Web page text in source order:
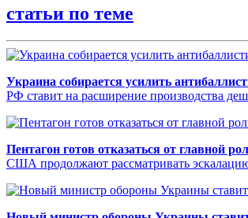
статьи по теме
Украина собирается усилить
РФ ставит на расширение производства
Пентагон готов отказаться от главной
США продолжают рассматривать